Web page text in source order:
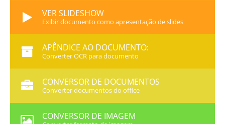
VER SLIDESHOW
Exibir documento como apresentação de slides
APÊNDICE AO DOCUMENTO:
Converter OCR para documento
CONVERSOR DE DOCUMENTOS
Converter documentos do office
CONVERSOR DE IMAGEM